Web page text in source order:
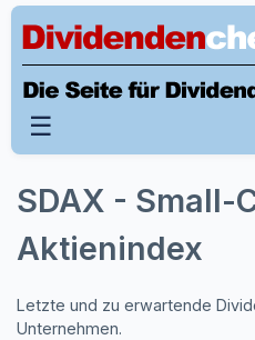
☰
SDAX - Small-
Aktienindex
Letzte und zu erwartende
Unternehmen.